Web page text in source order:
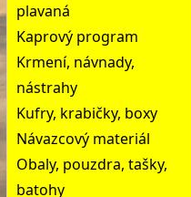
plavaná
Kaprový program
Krmení, návnady,
nástrahy
Kufry, krabičky, boxy
Návazcový materiál
Obaly, pouzdra, tašky,
batohy